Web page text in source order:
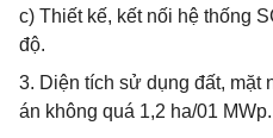
c) Thiết kế, kết nối hệ thống
độ.
3. Diện tích sử dụng đất,
án không quá 1,2 ha/01 MWp.